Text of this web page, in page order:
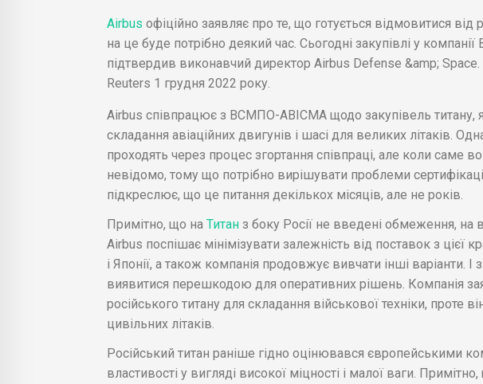
Airbus офіційно заявляє про те, що готується відмовитися від
на це буде потрібно деякий час. Сьогодні закупівлі у
підтвердив виконавчий директор Airbus Defense &amp;
Reuters 1 грудня 2022 року.
Airbus співпрацює з ВСМПО-АВІСМА щодо закупівель титану,
складання авіаційних двигунів і шасі для великих літаків.
проходять через процес згортання співпраці, але коли саме
невідомо, тому що потрібно вирішувати проблеми
підкреслює, що це питання декількох місяців, але не років.
Примітно, що на Титан з боку Росії не введені обмеження, на
Airbus поспішає мінімізувати залежність від поставок з цієї
і Японії, а також компанія продовжує вивчати інші варіанти. І
виявитися перешкодою для оперативних рішень. Компанія
російського титану для складання військової техніки, проте
цивільних літаків.
Російський титан раніше гідно оцінювався європейськими
властивості у вигляді високої міцності і малої ваги.
артистів .
ліцензій .